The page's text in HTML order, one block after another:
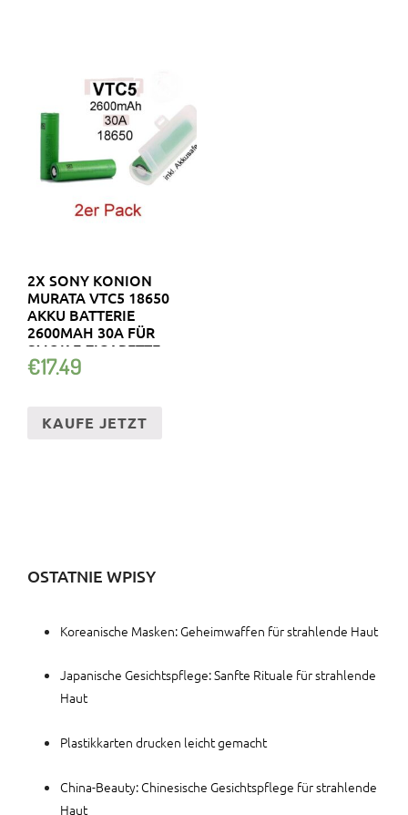
2X SONY KONION
MURATA VTC5 18650
AKKU BATTERIE
2600MAH 30A FÜR
SMOK E-ZIGARETTE
€17.49
KAUFE JETZT
OSTATNIE WPISY
Koreanische Masken: Geheimwaffen für strahlende Haut
Japanische Gesichtspflege: Sanfte Rituale für strahlende
Haut
Plastikkarten drucken leicht gemacht
China-Beauty: Chinesische Gesichtspflege für strahlende
Haut